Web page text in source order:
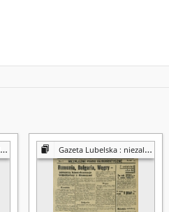
Gazeta Lubelska : niezależny organ demokratyczny